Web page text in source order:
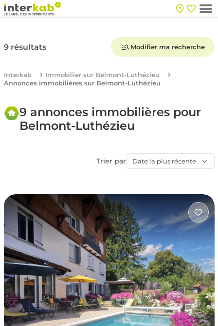
9 résultats Modifier ma recherche
Interkab
Immobilier sur Belmont-Luthézieu
Annonces immobilières sur Belmont-Luthézieu
9 annonces immobilières pour
Belmont-Luthézieu
Trier par Date la plus récente